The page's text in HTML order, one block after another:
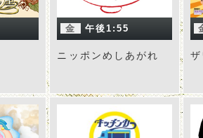
金 午後1:55
ニッポンめしあがれ